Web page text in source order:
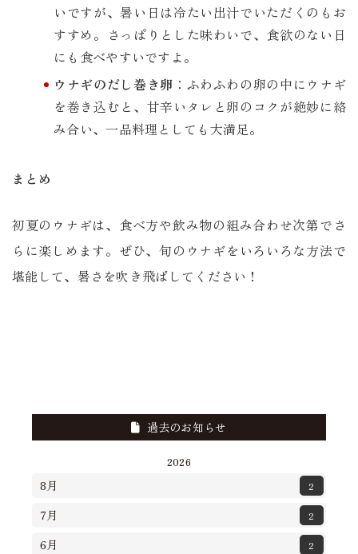
いですが、暑い日は冷たい出汁でいただくのもお
すすめ。さっぱりとした味わいで、食欲のない日
にも食べやすいですよ。
ウナギのだし巻き卵 ：ふわふわの卵の中にウナギ
を巻き込むと、甘辛いタレと卵のコクが絶妙に絡
み合い、一品料理としても大満足。
まとめ
初夏のウナギは、食べ方や飲み物の組み合わせ次第でさ
らに楽しめます。ぜひ、旬のウナギをいろいろな方法で
堪能して、暑さを吹き飛ばしてください！
過去のお知らせ
2026
8月 2
7月 2
6月 2